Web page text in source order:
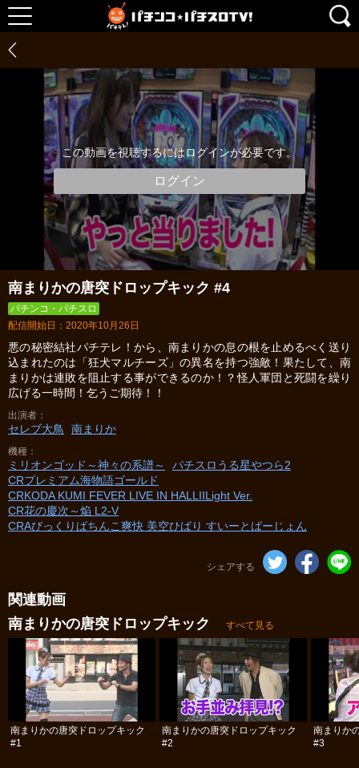
この動画を視聴するにはログインが必要です。
ログイン
南まりかの唐突ドロップキック #4
パチンコ・パチスロ
配信開始日：2020年10月26日
悪の秘密結社パチテレ！から、南まりかの息の根を止めるべく送り
込まれたのは「狂犬マルチーズ」の異名を持つ強敵！果たして、南
まりかは連敗を阻止する事ができるのか！？怪人軍団と死闘を繰り
広げる一時間！乞うご期待！！
出演者
セレブ大鳥 南まりか
機種
ミリオンゴッド～神々の系譜～
パチスロうる星やつら2
CRプレミアム海物語ゴールド
CRKODA KUMI FEVER LIVE IN HALLIILight Ver.
CR花の慶次～焔 L2‐V
CRAびっくりぱちんこ爽快 美空ひばり すいーとばーじょん
シェアする
関連動画
南まりかの唐突ドロップキック
すべて見る
南まりかの唐突ドロップキック
#1
南まりかの唐突ドロップキック
#2
南まりか
#3